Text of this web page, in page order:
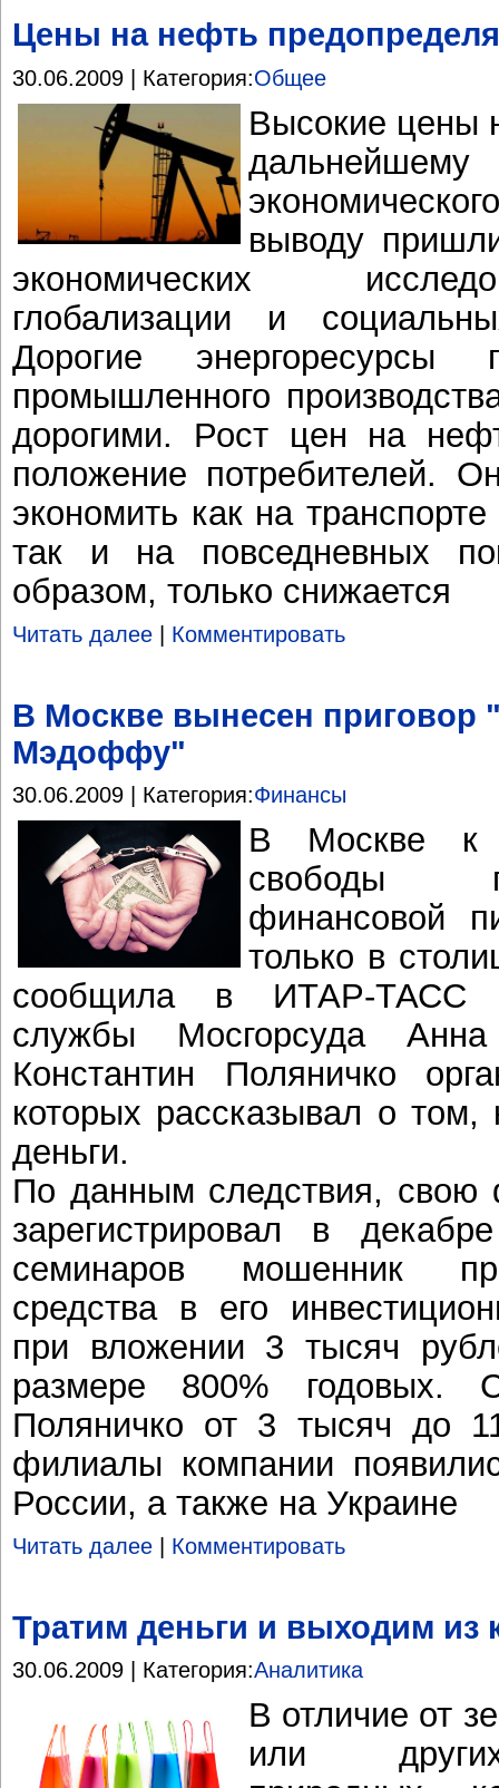
Цены на нефть
30.06.2009 | Категория:Общее
Высокие цены
выводу
экономических
глобализации и
Дорогие энергоресурсы
промышленного
дорогими. Рост цен на
положение потребителей.
экономить как на
так и на повседневных
образом, только снижается
Читать далее Комментировать
В Москве вынесен приговор
Мэдоффу"
30.06.2009 | Категория:Финансы
В Москве к
свободы
финансовой
только в
сообщила в ИТАР-ТАСС
службы Мосгорсуда
Константин Поляничко
которых рассказывал о том,
деньги.
По данным следствия,
зарегистрировал в
семинаров мошенник
средства в его
при вложении 3 тысяч
размере 800% годовых.
Поляничко от 3 тысяч до
филиалы компании
России, а также на Украине
Читать далее Комментировать
Тратим деньги и выходим из
30.06.2009 | Категория:Аналитика
В отличие от
или